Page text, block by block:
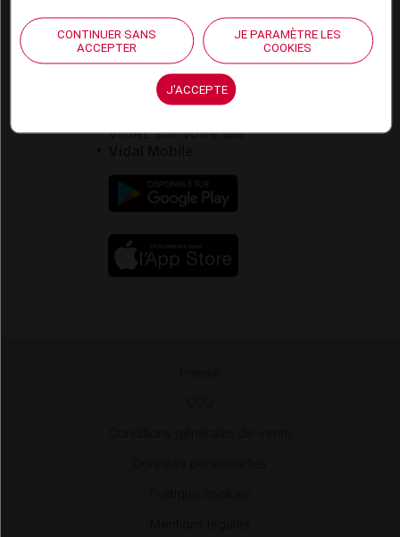
Service client
Contact
Aide
Espace partenaires
VIDAL sur votre site
CONTINUER SANS
ACCEPTER
JE PARAMÈTRE LES
COOKIES
J'ACCEPTE